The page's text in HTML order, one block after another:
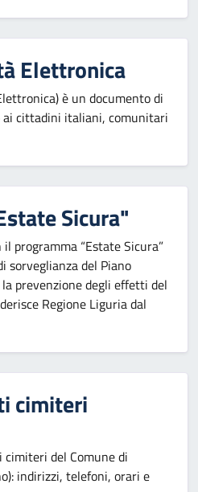
Elettronica
è un documento di
cittadini italiani, comunitari
Sicura"
programma “Estate Sicura”
sorveglianza del Piano
prevenzione degli effetti del
Regione Liguria dal
cimiteri
del Comune di
indirizzi, telefoni, orari e